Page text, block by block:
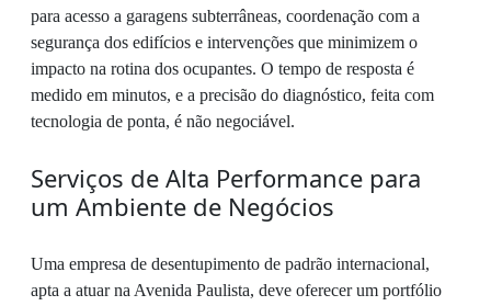
para acesso a garagens subterrâneas, coordenação com a
segurança dos edifícios e intervenções que minimizem o
impacto na rotina dos ocupantes. O tempo de resposta é
medido em minutos, e a precisão do diagnóstico, feita com
tecnologia de ponta, é não negociável.
Serviços de Alta Performance para
um Ambiente de Negócios
Uma empresa de desentupimento de padrão internacional,
apta a atuar na Avenida Paulista, deve oferecer um portfólio